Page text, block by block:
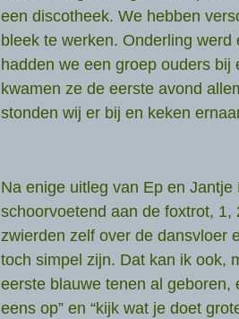
een discotheek. We hebben
bleek te werken. Onderling werd
hadden we een groep ouders bij
kwamen ze de eerste avond
stonden wij er bij en keken
Na enige uitleg van Ep en
schoorvoetend aan de foxtrot,
zwierden zelf over de dansvloer
toch simpel zijn. Dat kan ik ook,
eerste blauwe tenen al geboren,
eens op” en “kijk wat je doet